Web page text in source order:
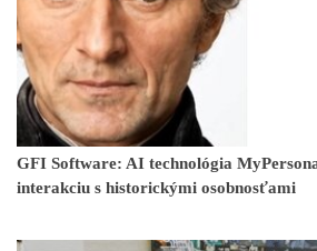
GFI Software: AI technológia
interakciu s historickými osobnosťami